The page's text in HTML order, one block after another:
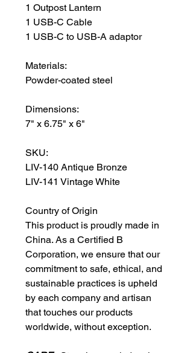
1 Outpost Lantern
1 USB-C Cable
1 USB-C to USB-A adaptor
Materials:
Powder-coated steel
Dimensions:
7" x 6.75" x 6"
SKU:
LIV-140 Antique Bronze
LIV-141 Vintage White
Country of Origin
This product is proudly made in
China. As a Certified B
Corporation, we ensure that our
commitment to safe, ethical, and
sustainable practices is upheld
by each company and artisan
that touches our products
worldwide, without exception.